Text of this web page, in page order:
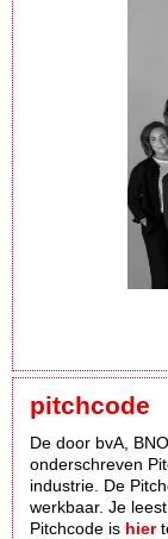
pitchcode
De door bvA,
onderschreven
industrie. De
werkbaar. Je
Pitchcode is hier